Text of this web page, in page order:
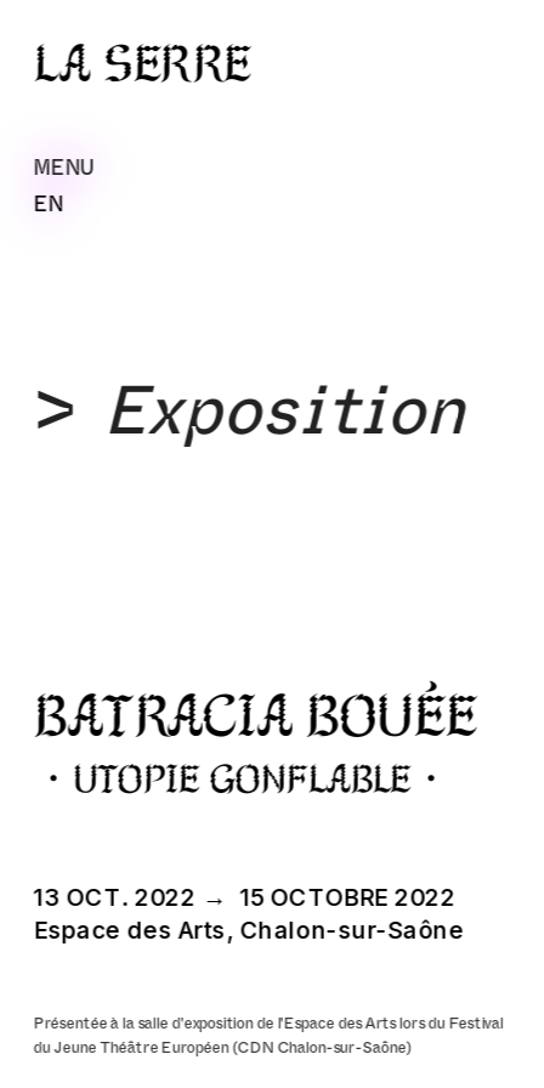
BATRACIA BOUÉE
・Utopie Gonflable・
13 OCT. 2022 →  15 OCTOBRE 2022
Espace des Arts, Chalon-sur-Saône
La Serre
MENU
EN
> Exposition
Présentée à la salle d'exposition de l'Espace des Arts lors du Festival
du Jeune Théâtre Européen (CDN Chalon-sur-Saône)